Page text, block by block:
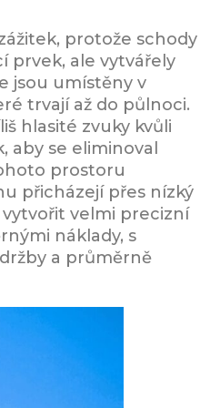
protože schody
prvek, ale vytvářely
jsou umístěny v
trvají až do půlnoci.
hlasité zvuky kvůli
aby se eliminoval
prostoru
přicházejí přes nízký
velmi precizní
náklady, s
a průměrně